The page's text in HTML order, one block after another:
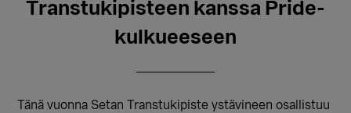
Transtukipisteen kanssa Pride-
kulkueeseen
Tänä vuonna Setan Transtukipiste ystävineen osallistuu